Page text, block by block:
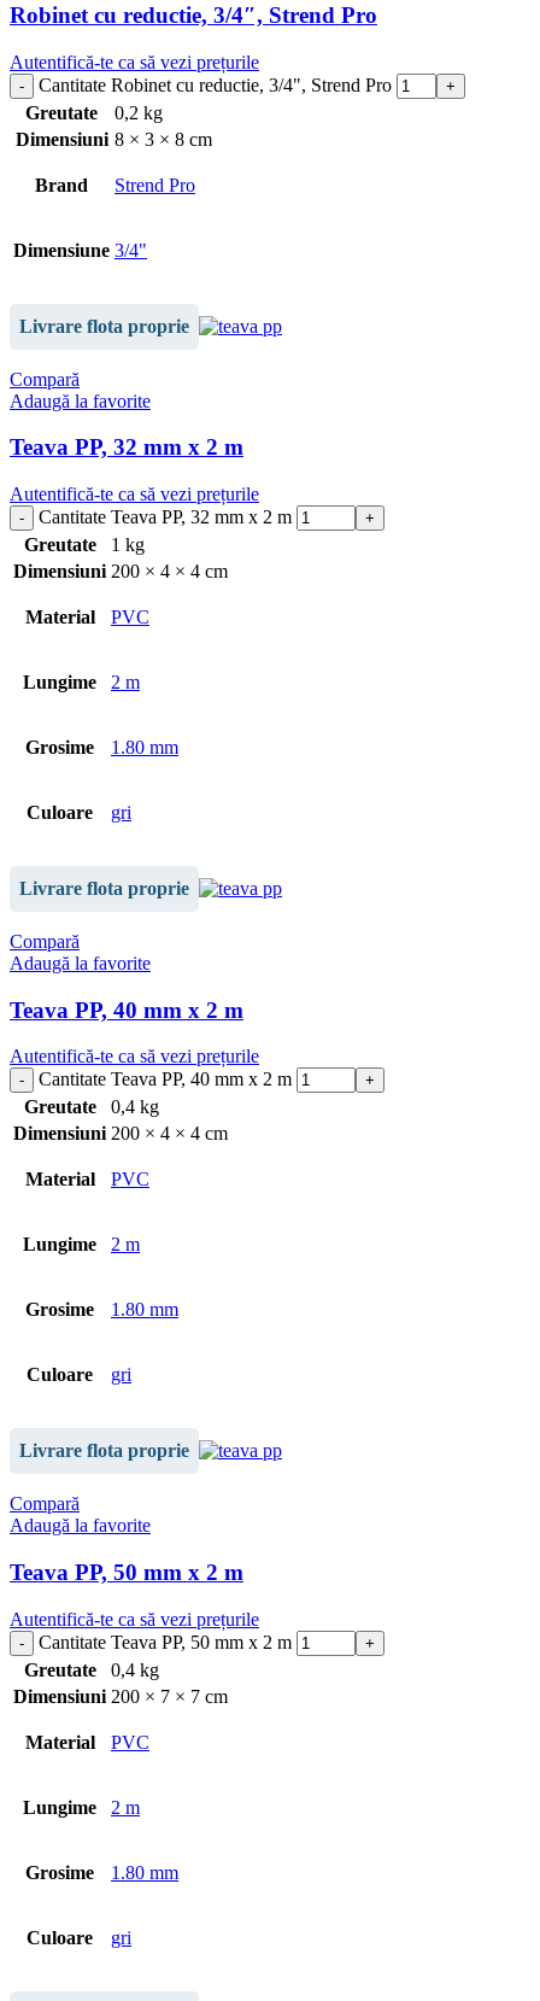
Robinet cu reductie, 3/4″, Strend Pro
Autentifică-te ca să vezi prețurile
Cantitate Robinet cu reductie, 3/4", Strend Pro
Greutate
0,2 kg
Dimensiuni 8 × 3 × 8 cm
Brand Strend Pro
Dimensiune 3/4"
Livrare flota proprie
Compară
Adaugă la favorite
Teava PP, 32 mm x 2 m
Autentifică-te ca să vezi prețurile
Cantitate Teava PP, 32 mm x 2 m
Greutate
1 kg
Dimensiuni 200 × 4 × 4 cm
Material PVC
Lungime 2 m
Grosime 1.80 mm
Culoare gri
Livrare flota proprie
Compară
Adaugă la favorite
Teava PP, 40 mm x 2 m
Autentifică-te ca să vezi prețurile
Cantitate Teava PP, 40 mm x 2 m
Greutate
0,4 kg
Dimensiuni 200 × 4 × 4 cm
Material PVC
Lungime 2 m
Grosime 1.80 mm
Culoare gri
Livrare flota proprie
Compară
Adaugă la favorite
Teava PP, 50 mm x 2 m
Autentifică-te ca să vezi prețurile
Cantitate Teava PP, 50 mm x 2 m
Greutate
0,4 kg
Dimensiuni 200 × 7 × 7 cm
Material PVC
Lungime 2 m
Grosime 1.80 mm
Culoare gri